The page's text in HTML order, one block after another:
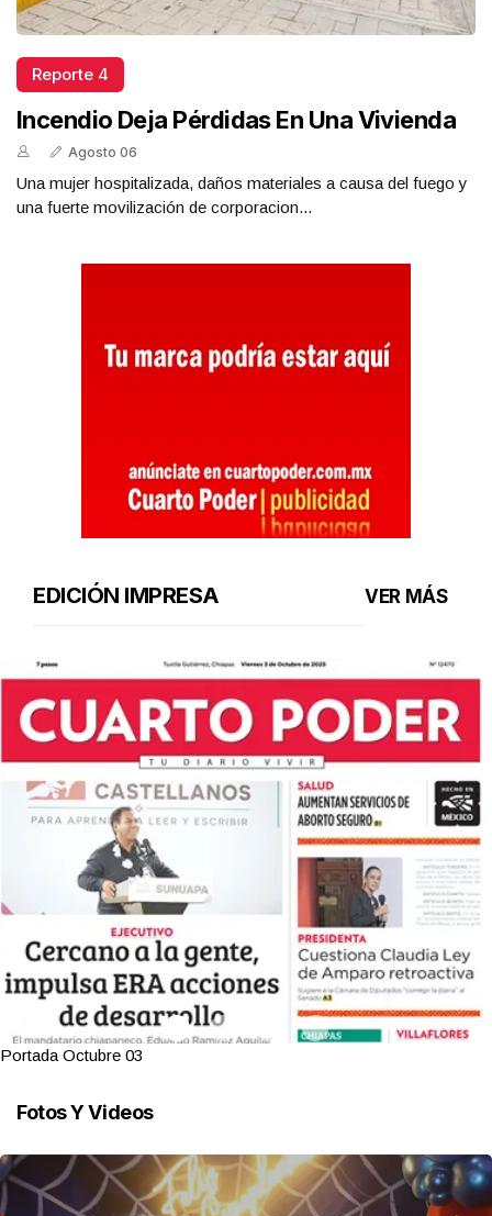
Reporte 4
Incendio Deja Pérdidas En Una Vivienda
Agosto 06
Una mujer hospitalizada, daños materiales a causa del fuego y
una fuerte movilización de corporacion...
EDICIÓN IMPRESA VER MÁS
Portada Octubre 03
Fotos Y Videos